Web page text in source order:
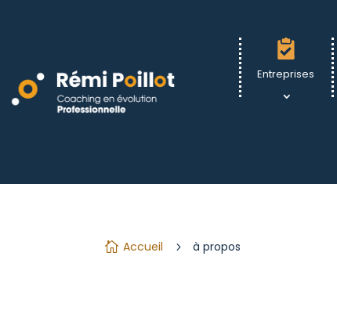
Entreprises
 Accueil 5 à propos